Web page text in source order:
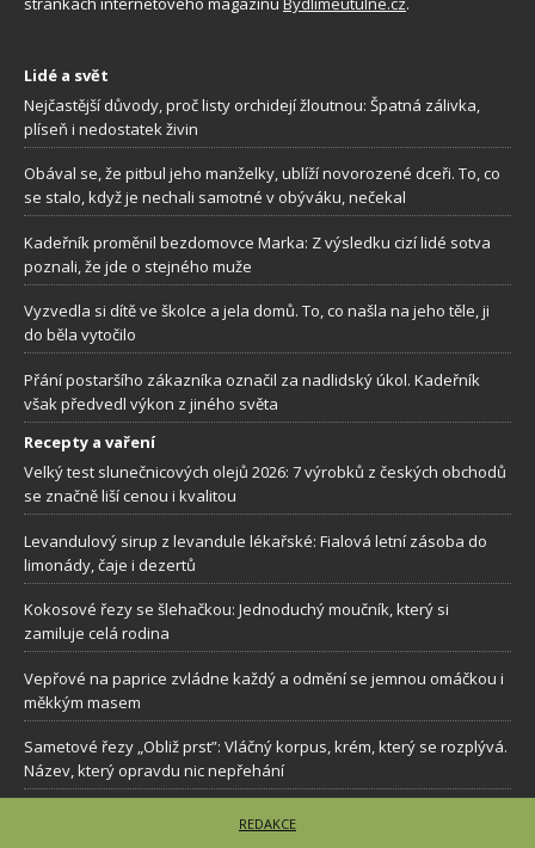
Lidé a svět
Nejčastější důvody, proč listy orchidejí žloutnou: Špatná zálivka,
plíseň i nedostatek živin
Obával se, že pitbul jeho manželky, ublíží novorozené dceři. To, co
se stalo, když je nechali samotné v obýváku, nečekal
Kadeřník proměnil bezdomovce Marka: Z výsledku cizí lidé sotva
poznali, že jde o stejného muže
Vyzvedla si dítě ve školce a jela domů. To, co našla na jeho těle, ji
do běla vytočilo
Přání postaršího zákazníka označil za nadlidský úkol. Kadeřník
však předvedl výkon z jiného světa
Recepty a vaření
Velký test slunečnicových olejů 2026: 7 výrobků z českých obchodů
se značně liší cenou i kvalitou
Levandulový sirup z levandule lékařské: Fialová letní zásoba do
limonády, čaje i dezertů
Kokosové řezy se šlehačkou: Jednoduchý moučník, který si
zamiluje celá rodina
Vepřové na paprice zvládne každý a odmění se jemnou omáčkou i
měkkým masem
Sametové řezy „Obliž prst”: Vláčný korpus, krém, který se rozplývá.
Název, který opravdu nic nepřehání
REDAKCE